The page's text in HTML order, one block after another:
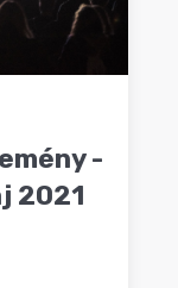
-
2021